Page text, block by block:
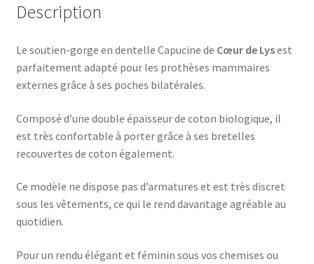
Description
Le soutien-gorge en dentelle Capucine de Cœur de Lysest
parfaitement adapté pour les prothèses mammaires
externes grâce à ses poches bilatérales.
Composé d’une double épaisseur de coton biologique, il
est très confortable à porter grâce à ses bretelles
recouvertes de coton également.
Ce modèle ne dispose pas d’armatures et est très discret
sous les vêtements, ce qui le rend davantage agréable au
quotidien.
Pour un rendu élégant et féminin sous vos chemises ou